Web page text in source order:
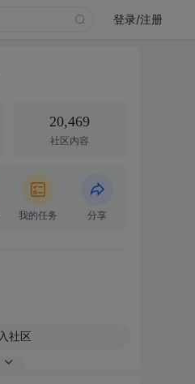
登录/注册
20,469
社区内容
我的任务 分享
社区